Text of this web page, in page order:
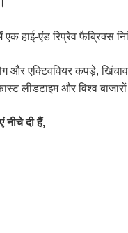
हाई-एंड रिप्रेव फैब्रिक्स
और एक्टिववियर कपड़े,
लीडटाइम और विश्व
नीचे दी हैं,